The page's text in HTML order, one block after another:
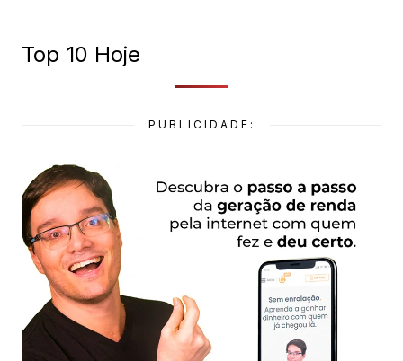
Top 10 Hoje
PUBLICIDADE: